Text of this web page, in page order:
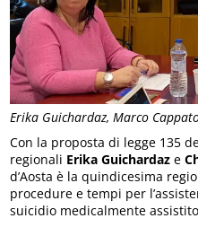
Erika Guichardaz, Marco
Con la proposta di legge 135
regionali Erika Guichardaz e
d’Aosta è la quindicesima
procedure e tempi per
suicidio medicalmente